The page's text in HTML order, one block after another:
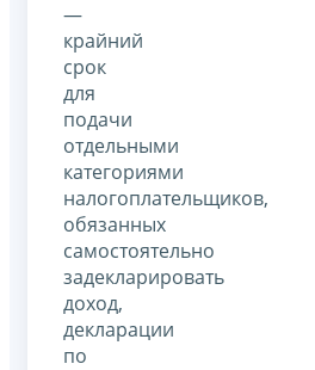
—
крайний
срок
для
подачи
отдельными
категориями
налогоплательщиков,
обязанных
самостоятельно
задекларировать
доход,
декларации
по